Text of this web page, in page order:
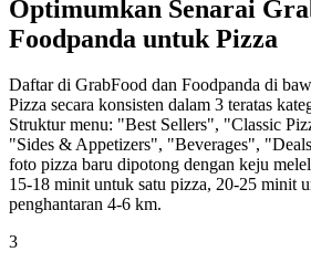
Optimumkan Senarai
Foodpanda untuk Pizza
Daftar di GrabFood dan Foodpanda di
Pizza secara konsisten dalam 3 teratas
Struktur menu: "Best Sellers", "Classic
"Sides & Appetizers", "Beverages",
foto pizza baru dipotong dengan keju
15-18 minit untuk satu pizza, 20-25 minit
penghantaran 4-6 km.
3